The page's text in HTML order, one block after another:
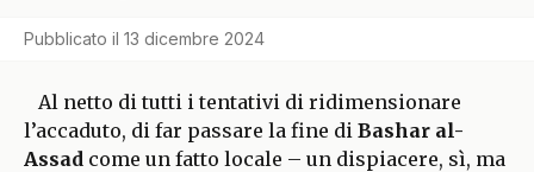
Pubblicato il 13 dicembre 2024
Al netto di tutti i tentativi di ridimensionare
l’accaduto, di far passare la fine di Bashar al-
Assad come un fatto locale – un dispiacere, sì, ma